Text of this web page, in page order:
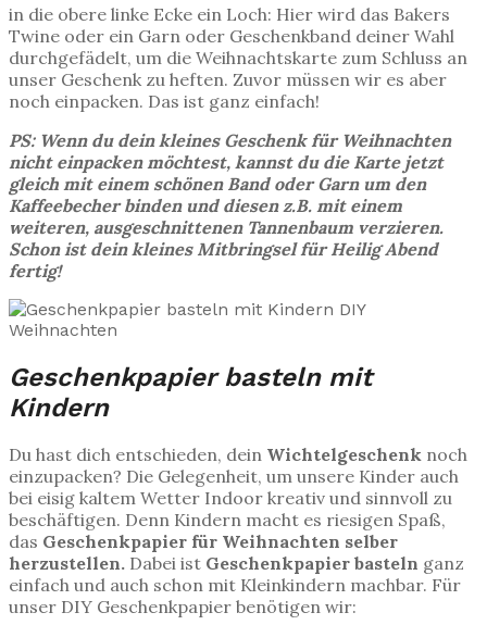
in die obere linke Ecke ein Loch: Hier wird das Bakers
Twine oder ein Garn oder Geschenkband deiner Wahl
durchgefädelt, um die Weihnachtskarte zum Schluss an
unser Geschenk zu heften. Zuvor müssen wir es aber
noch einpacken. Das ist ganz einfach!
PS: Wenn du dein kleines Geschenk für Weihnachten
nicht einpacken möchtest, kannst du die Karte jetzt
gleich mit einem schönen Band oder Garn um den
Kaffeebecher binden und diesen z.B. mit einem
weiteren, ausgeschnittenen Tannenbaum verzieren.
Schon ist dein kleines Mitbringsel für Heilig Abend
fertig!
Geschenkpapier basteln mit
Kindern
Du hast dich entschieden, dein Wichtelgeschenk noch
einzupacken? Die Gelegenheit, um unsere Kinder auch
bei eisig kaltem Wetter Indoor kreativ und sinnvoll zu
beschäftigen. Denn Kindern macht es riesigen Spaß,
das Geschenkpapier für Weihnachten selber
herzustellen. Dabei ist Geschenkpapier basteln ganz
einfach und auch schon mit Kleinkindern machbar. Für
unser DIY Geschenkpapier benötigen wir: